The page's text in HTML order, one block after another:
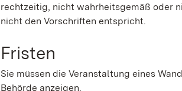
rechtzeitig, nicht wahrheitsgemäß oder
nicht den Vorschriften entspricht.
Fristen
Sie müssen die Veranstaltung eines
Behörde anzeigen.